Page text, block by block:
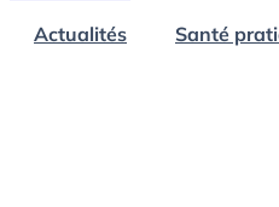
Actualités
Santé